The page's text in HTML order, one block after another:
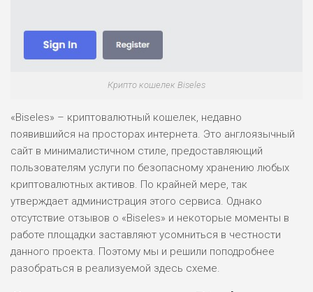
Крипто кошелек Biseles
«Biseles» – криптовалютный кошелек, недавно
появившийся на просторах интернета. Это англоязычный
сайт в минималистичном стиле, предоставляющий
пользователям услуги по безопасному хранению любых
криптовалютных активов. По крайней мере, так
утверждает администрация этого сервиса. Однако
отсутствие отзывов о «Biseles» и некоторые моменты в
работе площадки заставляют усомниться в честности
данного проекта. Поэтому мы и решили поподробнее
разобраться в реализуемой здесь схеме.